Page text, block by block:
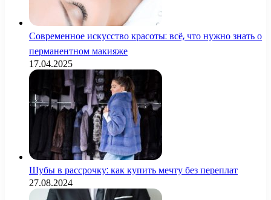
Современное искусство красоты: всё, что нужно знать о
перманентном макияже
17.04.2025
Шубы в рассрочку: как купить мечту без переплат
27.08.2024